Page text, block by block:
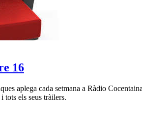
16
aplega cada setmana a Ràdio
tots els seus tràilers.